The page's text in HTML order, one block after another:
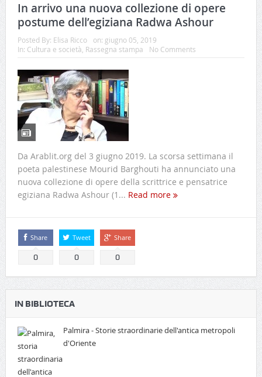
In arrivo una nuova collezione di opere
postume dell’egiziana Radwa Ashour
Posted By: Elisa Ricco on: giugno 05, 2019
In: Cultura e società, Rassegna stampa No Comments
Da Arablit.org del 3 giugno 2019. La scorsa settimana il
poeta palestinese Mourid Barghouti ha annunciato una
nuova collezione di opere della scrittrice e pensatrice
egiziana Radwa Ashour (1... Read more
Share
0
Tweet
0
Share
0
IN BIBLIOTECA
Palmira - Storie straordinarie dell'antica metropoli
d'Oriente